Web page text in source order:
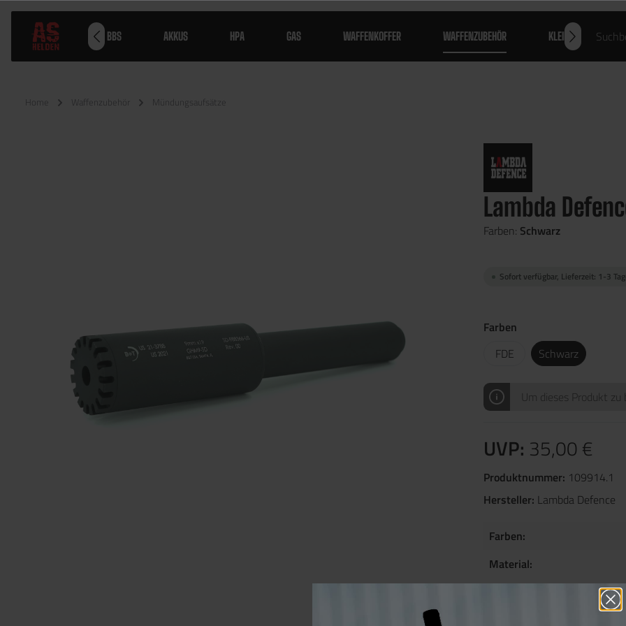
WAFFEN BBS AKKUS HPA GAS WAFFENKOFFER WAFFENZUBEHÖR KLEIDUNG
Home Waffenzubehör Mündungsaufsätze
Lambda
Farben: Schwarz
Sofort verfügbar, Lieferzeit: 1-3
Farben
FDE
Schwarz
Um dieses Produkt
UVP: 35,00 €
Produktnummer: 109914.1
Hersteller: Lambda Defence
Farben:
Material: